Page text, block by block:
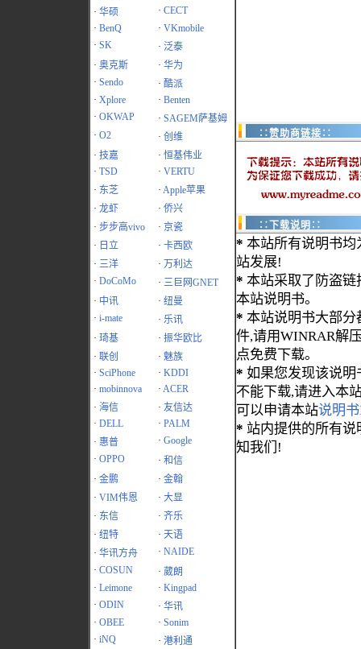
· 华硕 · CECT
· BenQ · VKmobile
· SK · 泛泰
· 奥克斯 · 华为
· Sendo · 酷派
· Xplore · Benten
· OKWAP · SAGEM萨基姆
· O2 · 创维
· 技嘉 · 恒基伟业
· TSD · VERTU
· 东芝 · Apple苹果
· 龙虾 · 侨兴
· 步步高vivo · 京瓷
· 日立 · 卡西欧
· 三洋 · 万利达
· DoCoMo · 三巨网GNET
· 中讯 · 纽曼
· i-mate · 乐讯
· 琦基 · 振华欧比
· 联创 · 魅族
· SciPhone · KDDI
· mobinnova · ACER
· 海信 · 友信达
· DELL · PALM
· 惠普 · Google
· OPPO · 和信
· 金鹏 · 金翰
· VIM伟恩 · 大显
· 东信 · 齐乐
· 纽特 · 天语
· 华讯方舟 · NAIDE
· COSUN · 葳朗
· Leimone · Kingpad
· ODIN · 华讯
· OBEE · Sonim
· iNQ · 港利通
∷赞助商链接∷
∷下载说明∷
* 本站所有说明书均
站发展!
* 本站采取了防盗链
本站说明书。
* 本站说明书大部分
件,请用WINRAR解
点免费下载。
* 如果您发现该说明
不能下载,请进入本
可以申请本站说明
* 站内提供的所有
知我们!